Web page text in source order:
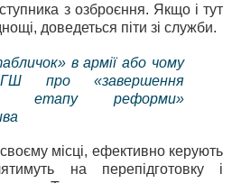
з озброєння. Якщо і тут
доведеться піти зі служби.
в армії або чому
про «завершення
етапу реформи»
місці, ефективно керують
на перепідготовку і